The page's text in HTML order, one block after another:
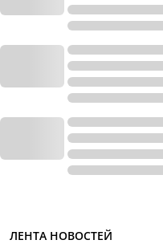
ЛЕНТА НОВОСТЕЙ